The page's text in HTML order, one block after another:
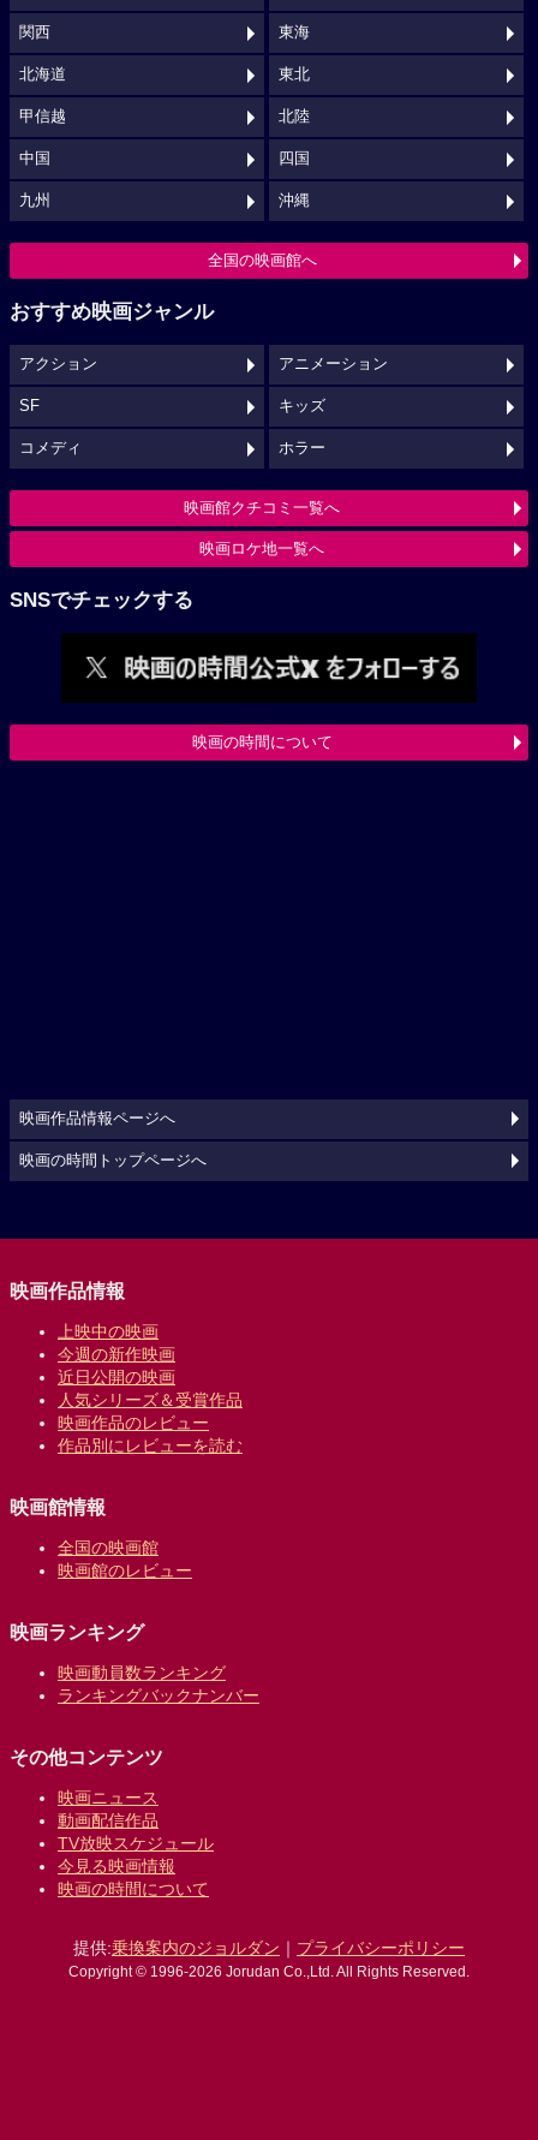
関西 東海
北海道 東北
甲信越 北陸
中国 四国
九州 沖縄
全国の映画館へ
おすすめ映画ジャンル
アクション アニメーション
SF キッズ
コメディ ホラー
映画館クチコミ一覧へ
映画ロケ地一覧へ
SNSでチェックする
映画の時間について
映画作品情報ページへ
映画の時間トップページへ
映画作品情報
上映中の映画
今週の新作映画
近日公開の映画
人気シリーズ＆受賞作品
映画作品のレビュー
作品別にレビューを読む
映画館情報
全国の映画館
映画館のレビュー
映画ランキング
映画動員数ランキング
ランキングバックナンバー
その他コンテンツ
映画ニュース
動画配信作品
TV放映スケジュール
今見る映画情報
映画の時間について
提供:乗換案内のジョルダン ｜ プライバシーポリシー
Copyright © 1996-2026 Jorudan Co.,Ltd. All Rights Reserved.